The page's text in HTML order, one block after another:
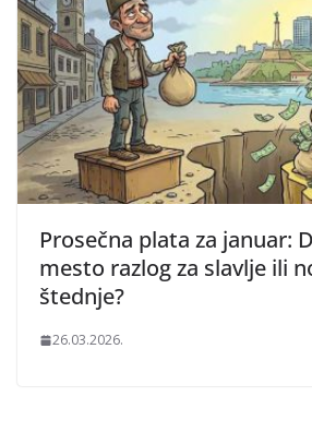
Prosečna plata za januar:
mesto razlog za slavlje ili
štednje?
26.03.2026.